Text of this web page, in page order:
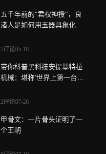
五千年前的“君权神授”，良
渚人是如何用玉器具象化
7评论05-18
带你科普黑科技安提基特拉
机械：堪称'世界上第一台计
2评论07-26
甲骨文：一片骨头证明了一
个王朝